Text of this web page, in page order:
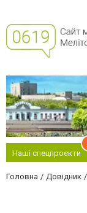
Наші спецпроєкти
Головна Довідник